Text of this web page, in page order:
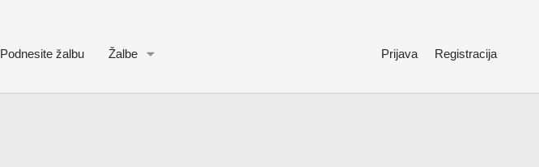
Podnesite žalbu Žalbe Prijava Registracija